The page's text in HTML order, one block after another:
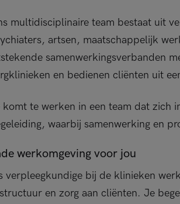
multidisciplinaire team bestaat uit
artsen, maatschappelijk
samenwerkingsverbanden
en bedienen cliënten uit
komt te werken in een team dat zich
waarbij samenwerking en
werkomgeving voor jou
verpleegkundige bij de klinieken
en zorg aan cliënten. Je